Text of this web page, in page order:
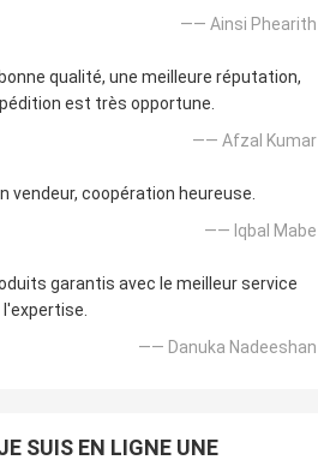
—— Ainsi Phearith
qualité, une meilleure réputation,
est très opportune.
—— Afzal Kumar
vendeur, coopération heureuse.
—— Iqbal Mabe
garantis avec le meilleur service
l'expertise.
—— Danuka Nadeeshan
SUIS EN LIGNE UNE